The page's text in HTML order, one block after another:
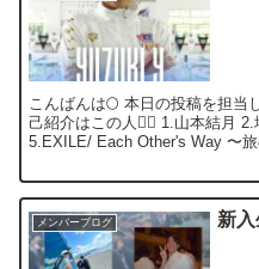
こんばんは🌕 本日の投稿を担当
己紹介はこの人🙋‍♀️ 1.山本結月
5.EXILE/ Each Other's Way 〜
メンバーブログ 新